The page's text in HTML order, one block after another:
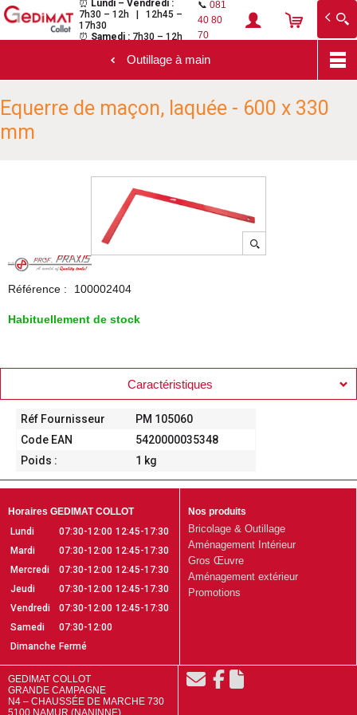
au
contenu
principal
Gedimat Collot
Au cœur de l'ouvrage
⏰ Lundi – Vendredi :
7h30 – 12h | 12h45 –
17h30
⏰ Samedi : 7h30 – 12h
📞081
40 80
70
Outillage à main
Equerre de maçon, laquée - 600 x 330
mm
Référence : 100002404
Habituellement de stock
Caractéristiques
Réf Fournisseur
PM 105060
Code EAN
5420000035348
Poids :
1 kg
Horaires GEDIMAT COLLOT
Lundi
07:30-12:00 12:45-17:30
Mardi
07:30-12:00 12:45-17:30
Mercredi
07:30-12:00 12:45-17:30
Jeudi
07:30-12:00 12:45-17:30
Vendredi
07:30-12:00 12:45-17:30
Samedi
07:30-12:00
Dimanche Fermé
Nos produits
Bricolage & Outillage
Aménagement Intérieur
Gros Œuvre
Aménagement extérieur
Promotions
GEDIMAT COLLOT
GRANDE CAMPAGNE
N4 – CHAUSSÉE DE MARCHE 730
5100 NAMUR (NANINNE)